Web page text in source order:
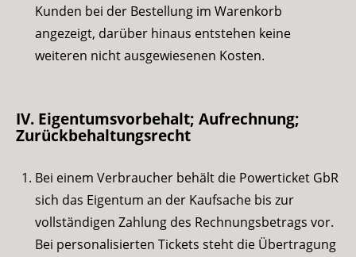
Kunden bei der Bestellung im Warenkorb
angezeigt, darüber hinaus entstehen keine
weiteren nicht ausgewiesenen Kosten.
IV. Eigentumsvorbehalt; Aufrechnung;
Zurückbehaltungsrecht
Bei einem Verbraucher behält die Powerticket GbR
sich das Eigentum an der Kaufsache bis zur
vollständigen Zahlung des Rechnungsbetrags vor.
Bei personalisierten Tickets steht die Übertragung